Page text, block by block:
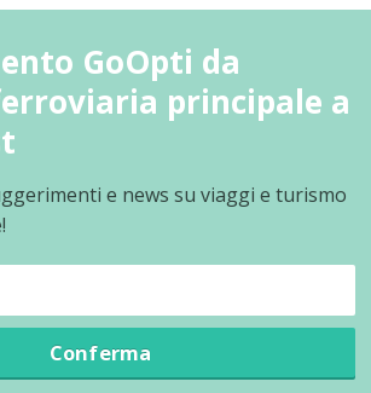
GoOpti da
principale a
e news su viaggi e turismo
Conferma